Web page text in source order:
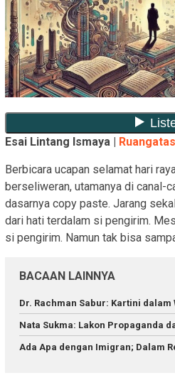
Esai Lintang Ismaya |
Berbicara ucapan selamat hari
berseliweran, utamanya di canal-
dasarnya copy paste. Jarang
dari hati terdalam si pengirim.
si pengirim. Namun tak bisa
BACAAN LAINNYA
Dr. Rachman Sabur: Kartini
Nata Sukma: Lakon Propaganda
Ada Apa dengan Imigran; Dalam